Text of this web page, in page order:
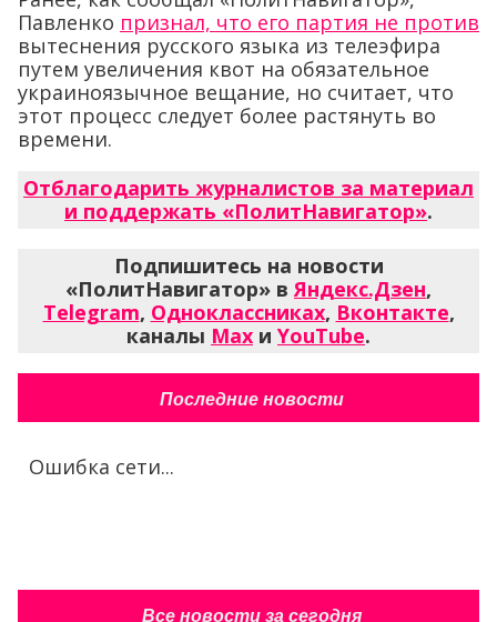
Павленко признал, что его партия не против
вытеснения русского языка из телеэфира
путем увеличения квот на обязательное
украиноязычное вещание, но считает, что
этот процесс следует более растянуть во
времени.
Отблагодарить журналистов за материал
и поддержать «ПолитНавигатор».
Подпишитесь на новости
«ПолитНавигатор» вЯндекс.Дзен,
Telegram, Одноклассниках, Вконтакте,
каналы Max и YouTube.
Последние новости
Ошибка сети...
Все новости за сегодня